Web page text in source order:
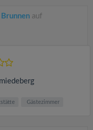
auf
Gästezimmer